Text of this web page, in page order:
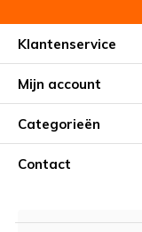
Klantenservice
Mijn account
Categorieën
Contact